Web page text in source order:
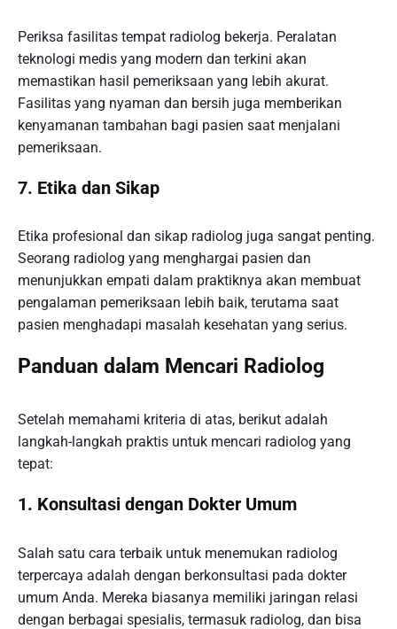
Periksa fasilitas tempat radiolog bekerja. Peralatan
teknologi medis yang modern dan terkini akan
memastikan hasil pemeriksaan yang lebih akurat.
Fasilitas yang nyaman dan bersih juga memberikan
kenyamanan tambahan bagi pasien saat menjalani
pemeriksaan.
7. Etika dan Sikap
Etika profesional dan sikap radiolog juga sangat penting.
Seorang radiolog yang menghargai pasien dan
menunjukkan empati dalam praktiknya akan membuat
pengalaman pemeriksaan lebih baik, terutama saat
pasien menghadapi masalah kesehatan yang serius.
Panduan dalam Mencari Radiolog
Setelah memahami kriteria di atas, berikut adalah
langkah-langkah praktis untuk mencari radiolog yang
tepat:
1. Konsultasi dengan Dokter Umum
Salah satu cara terbaik untuk menemukan radiolog
terpercaya adalah dengan berkonsultasi pada dokter
umum Anda. Mereka biasanya memiliki jaringan relasi
dengan berbagai spesialis, termasuk radiolog, dan bisa